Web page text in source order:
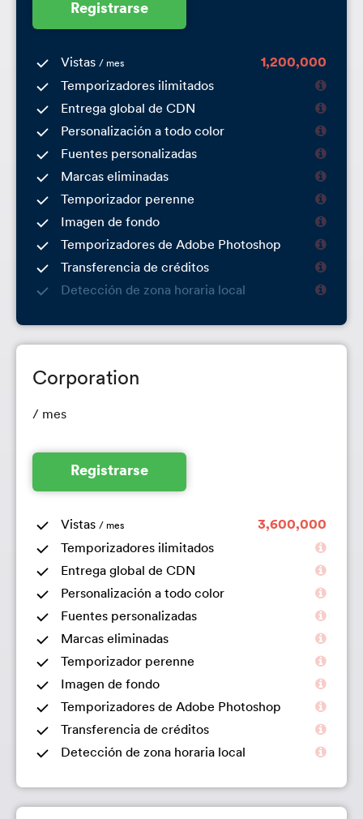
Registrarse
Vistas / mes
1,200,000
Temporizadores ilimitados
Entrega global de CDN
Personalización a todo color
Fuentes personalizadas
Marcas eliminadas
Temporizador perenne
Imagen de fondo
Temporizadores de Adobe Photoshop
Transferencia de créditos
Detección de zona horaria local
Corporation
/ mes
Registrarse
Vistas / mes
3,600,000
Temporizadores ilimitados
Entrega global de CDN
Personalización a todo color
Fuentes personalizadas
Marcas eliminadas
Temporizador perenne
Imagen de fondo
Temporizadores de Adobe Photoshop
Transferencia de créditos
Detección de zona horaria local